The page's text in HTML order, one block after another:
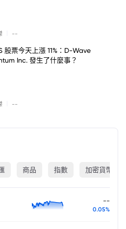
--
股票今天上漲 11%：D-Wave
Inc. 發生了什麼事？
--
商品 指數 加密貨幣
--
0.05%